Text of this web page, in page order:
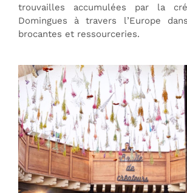
trouvailles accumulées par la
Domingues à travers l’Europe
brocantes et ressourceries.